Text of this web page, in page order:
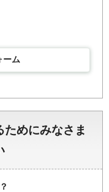
ーム
めにみなさま